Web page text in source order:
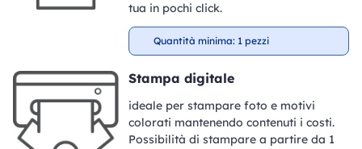
tua in pochi click.
Quantità minima: 1 pezzi
Stampa digitale
ideale per stampare foto e motivi
colorati mantenendo contenuti i costi.
Possibilità di stampare a partire da 1